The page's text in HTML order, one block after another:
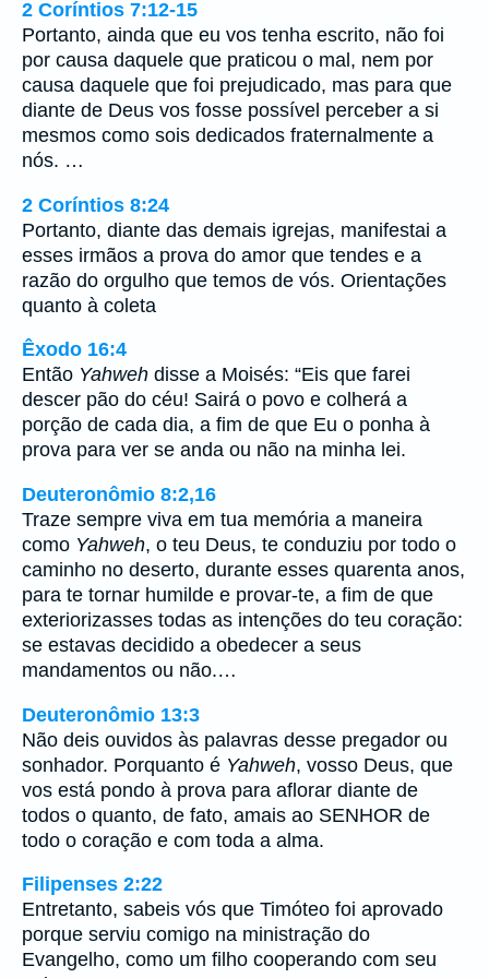
2 Coríntios 7:12-15
Portanto, ainda que eu vos tenha escrito, não foi
por causa daquele que praticou o mal, nem por
causa daquele que foi prejudicado, mas para que
diante de Deus vos fosse possível perceber a si
mesmos como sois dedicados fraternalmente a
nós. …
2 Coríntios 8:24
Portanto, diante das demais igrejas, manifestai a
esses irmãos a prova do amor que tendes e a
razão do orgulho que temos de vós. Orientações
quanto à coleta
Êxodo 16:4
Então Yahweh disse a Moisés: “Eis que farei
descer pão do céu! Sairá o povo e colherá a
porção de cada dia, a fim de que Eu o ponha à
prova para ver se anda ou não na minha lei.
Deuteronômio 8:2,16
Traze sempre viva em tua memória a maneira
como Yahweh, o teu Deus, te conduziu por todo o
caminho no deserto, durante esses quarenta anos,
para te tornar humilde e provar-te, a fim de que
exteriorizasses todas as intenções do teu coração:
se estavas decidido a obedecer a seus
mandamentos ou não.…
Deuteronômio 13:3
Não deis ouvidos às palavras desse pregador ou
sonhador. Porquanto é Yahweh, vosso Deus, que
vos está pondo à prova para aflorar diante de
todos o quanto, de fato, amais ao SENHOR de
todo o coração e com toda a alma.
Filipenses 2:22
Entretanto, sabeis vós que Timóteo foi aprovado
porque serviu comigo na ministração do
Evangelho, como um filho cooperando com seu